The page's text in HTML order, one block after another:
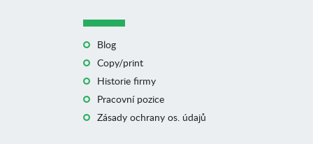
Blog
Copy/print
Historie firmy
Pracovní pozice
Zásady ochrany os. údajů